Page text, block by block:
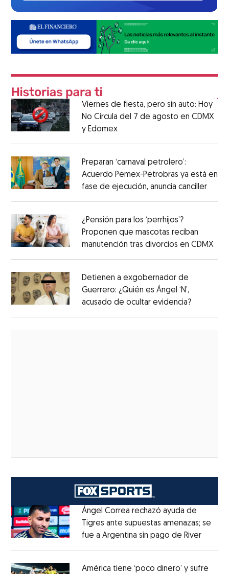
Viernes de fiesta, pero sin auto: Hoy
No Circula del 7 de agosto en CDMX
y Edomex
Preparan ‘carnaval petrolero’:
Acuerdo Pemex-Petrobras ya está en
fase de ejecución, anuncia canciller
¿Pensión para los ‘perrhijos’?
Proponen que mascotas reciban
manutención tras divorcios en CDMX
Detienen a exgobernador de
Guerrero: ¿Quién es Ángel ‘N’,
acusado de ocultar evidencia?
Ángel Correa rechazó ayuda de
Tigres ante supuestas amenazas; se
fue a Argentina sin pago de RiverOpens
América tiene ‘poco dinero’ y sufre